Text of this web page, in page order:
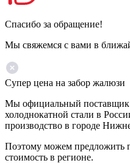
Спасибо за обращение!
Мы свяжемся с вами в
Супер цена на забор жалюзи
Мы официальный поставщик
холоднокатной стали в
производство в городе
Поэтому можем предложить
стоимость в регионе.